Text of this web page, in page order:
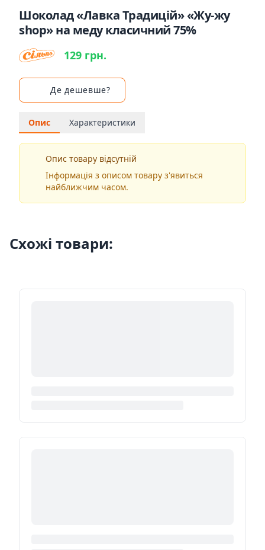
Шоколад «Лавка Традицій» «Жу-жу
shop» на меду класичний 75%
129 грн.
Де дешевше?
Опис Характеристики
Опис товару відсутній
Інформація з описом товару з'явиться
найближчим часом.
Схожі товари: